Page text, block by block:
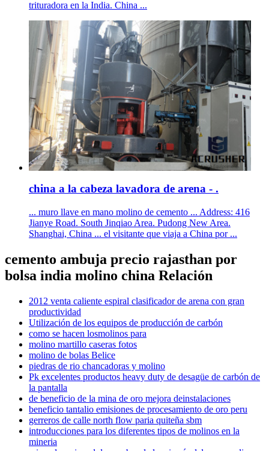
trituradora en la India. China ...
china a la cabeza lavadora de arena - .
... muro llave en mano molino de cemento ... Address: 416
Jianye Road. South Jinqiao Area. Pudong New Area.
Shanghai, China ... el visitante que viaja a China por ...
cemento ambuja precio rajasthan por
bolsa india molino china Relación
2012 venta caliente espiral clasificador de arena con gran
productividad
Utilización de los equipos de producción de carbón
como se hacen losmolinos para
molino martillo caseras fotos
molino de bolas Belice
piedras de rio chancadoras y molino
Pk excelentes productos heavy duty de desagüe de carbón de
la pantalla
de beneficio de la mina de oro mejora deinstalaciones
beneficio tantalio emisiones de procesamiento de oro peru
gerreros de calle north flow paria quiteña sbm
introducciones para los diferentes tipos de molinos en la
mineria